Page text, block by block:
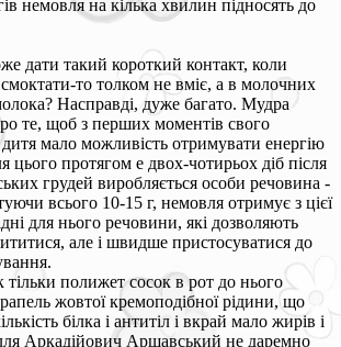
немовля на кілька хвилин підносять до
дати такий короткий контакт, коли
то толком не вміє, а в молочних
Насправді, дуже багато. Мудра
те, щоб з перших моментів свого
мало можливість отримувати енергію
цього протягом е двох-чотирьох діб після
грудей виробляється особи речовина -
всього 10-15 г, немовля отримує з цієї
для нього речовини, які дозволяють
але і швидше пристосуватися до
полижет сосок в рот до нього
жовтої кремоподібної рідини, що
білка і антитіл і вкрай мало жирів і
Аркадійович Аршавський не даремно